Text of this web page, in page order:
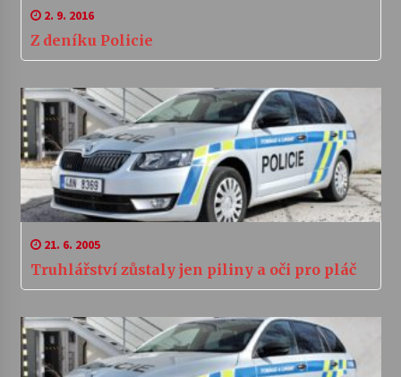
2. 9. 2016
Z deníku Policie
21. 6. 2005
Truhlářství zůstaly jen piliny a oči pro pláč